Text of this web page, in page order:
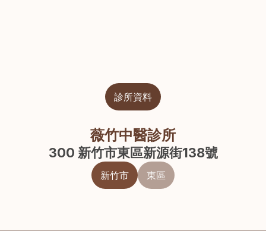
診所資料
薇竹中醫診所
300 新竹市東區新源街138號
新竹市 東區